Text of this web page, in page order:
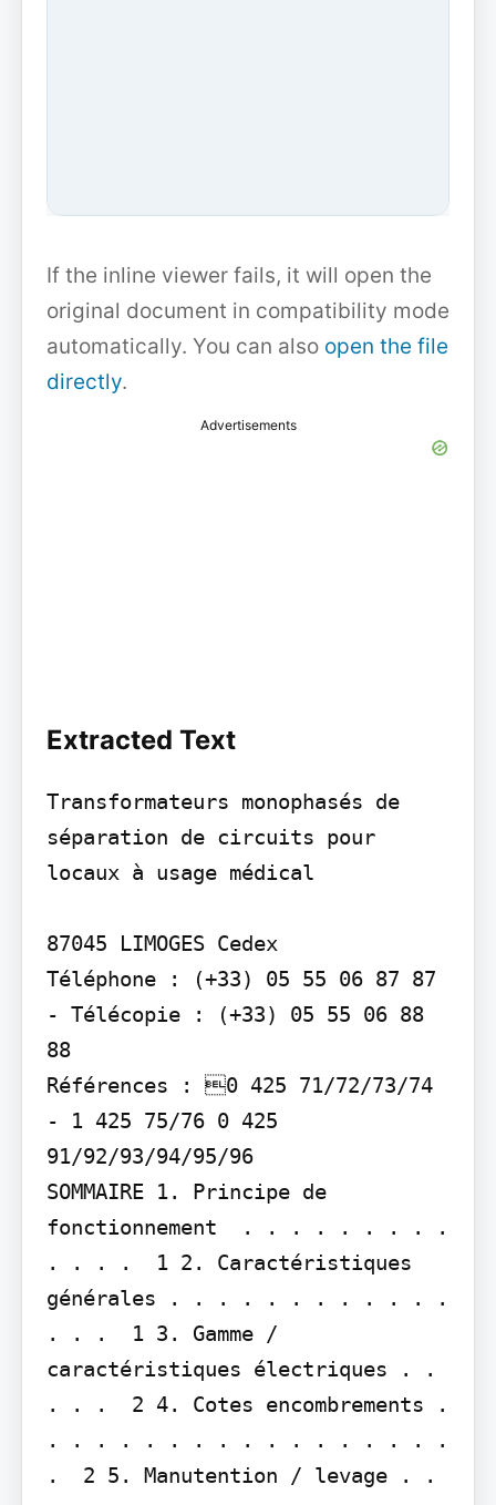
If the inline viewer fails, it will open the
original document in compatibility mode
automatically. You can also open the file
directly.
Advertisements
Extracted Text
Transformateurs monophasés de
séparation de circuits pour
locaux à usage médical
87045 LIMOGES Cedex
Téléphone : (+33) 05 55 06 87 87
- Télécopie : (+33) 05 55 06 88
88
Références : 0 425 71/72/73/74
- 1 425 75/76 0 425
91/92/93/94/95/96
SOMMAIRE 1. Principe de
fonctionnement  . . . . . . . . .
. . . .  1 2. Caractéristiques
générales . . . . . . . . . . . .
. . .  1 3. Gamme /
caractéristiques électriques . .
. . .  2 4. Cotes encombrements .
. . . . . . . . . . . . . . . . .
.  2 5. Manutention / levage . .